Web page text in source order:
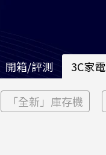
開箱/評測 3C家電
「全新」庫存機